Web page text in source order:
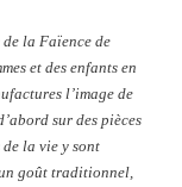
la Faïence de
et des enfants en
l’image de
sur des pièces
de la vie y sont
goût traditionnel,